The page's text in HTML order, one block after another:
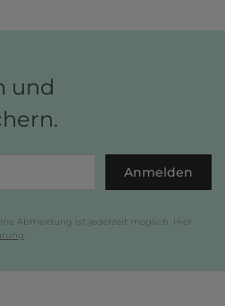
und
Anmelden
Abmeldung ist jederzeit möglich. Hier